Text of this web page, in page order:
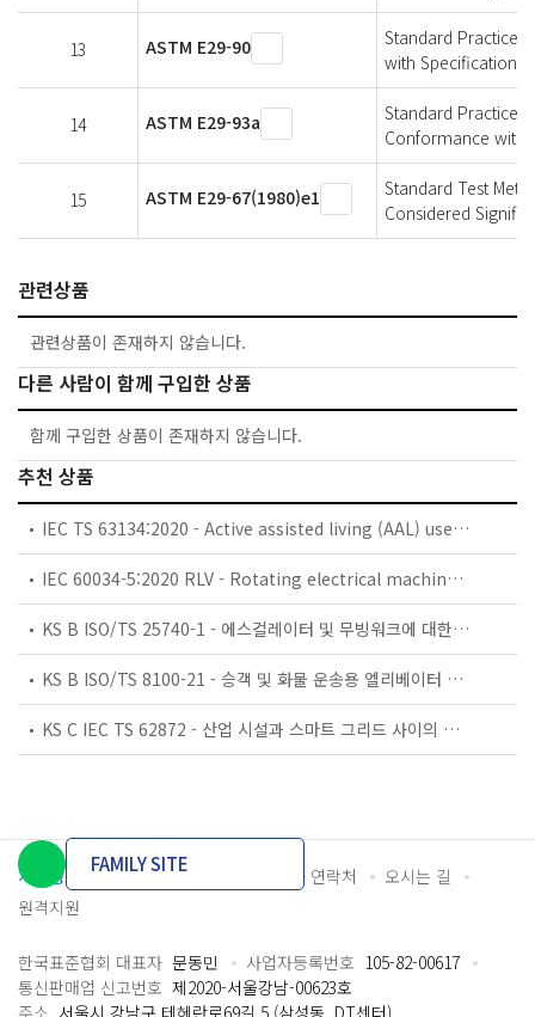
13 ASTM E29-90
Standard Practice
with Specifications
14 ASTM E29-93a
Standard Practice
Conformance with
15 ASTM E29-67(1980)e1
Standard Test
Considered
관련상품
관련상품이 존재하지 않습니다.
다른 사람이 함께 구입한 상품
함께 구입한 상품이 존재하지 않습니다.
추천 상품
IEC TS 63134:2020 - Active assisted living (AAL) use cases
IEC 60034-5:2020 RLV - Rotating electrical machines - Part 5: Degrees of protection provided by the integral design of rotating electrical machines (IP code) - Classification
KS B ISO/TS 25740-1 - 에스컬레이터 및 무빙워크에 대한 안전요건 — 제1부: 세계공통 필수 안전요건(GESRs)
KS B ISO/TS 8100-21 - 승객 및 화물 운송용 엘리베이터 —제21부: 세계공통 필수안전요건(GESRs)을 충족하는 세계공통 안전 파라미터(GSPs)
KS C IEC TS 62872 - 산업 시설과 스마트 그리드 사이의 산업 공정 측정, 제어 및 자동화 시스템 인터페이스
개인정보처리방침 이용약관 담당자 연락처
오시는 길
원격지원
FAMILY SITE
한국표준협회 대표자 문동민 사업자등록번호 105-82-00617
통신판매업 신고번호 제2020-서울강남-00623호
주소 서울시 강남구 테헤란로69길 5 (삼성동, DT센터)